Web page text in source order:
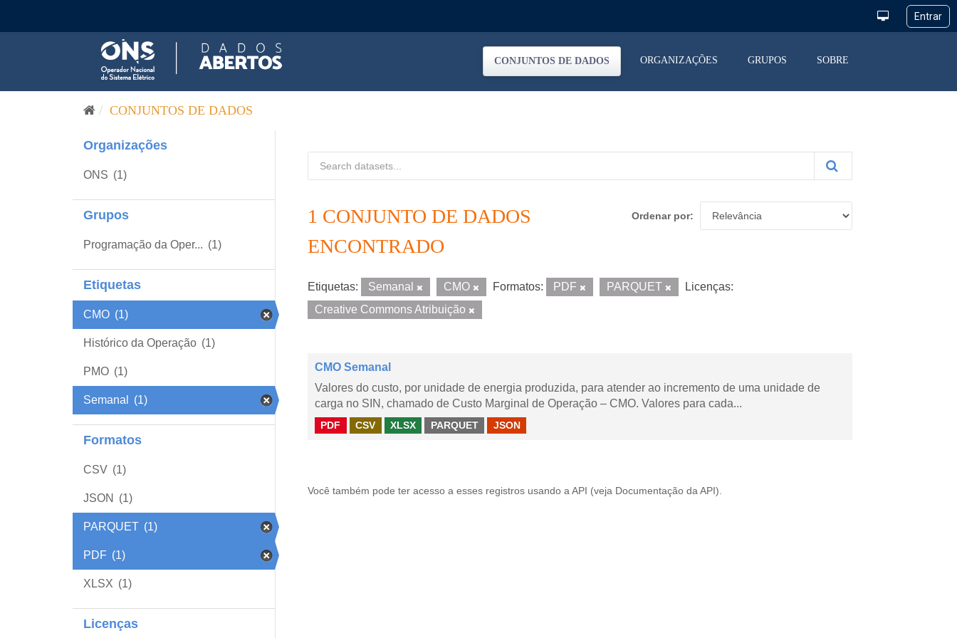
CONJUNTOS DE DADOS ORGANIZAÇÕES GRUPOS SOBRE
CONJUNTOS DE DADOS
Organizações
ONS (1)
Grupos
Programação da Oper... (1)
Etiquetas
CMO (1)
Histórico da Operação (1)
PMO (1)
Semanal (1)
Formatos
CSV (1)
JSON (1)
PARQUET (1)
PDF (1)
XLSX (1)
Licenças
Ordenar por
1 CONJUNTO DE DADOS
ENCONTRADO
Etiquetas: Semanal CMO Formatos: PDF PARQUET
Licenças:
Creative Commons Atribuição
CMO Semanal
Valores do custo, por unidade de energia produzida, para atender ao incremento de uma unidade de
carga no SIN, chamado de Custo Marginal de Operação – CMO. Valores para cada...
PDF CSV XLSX PARQUET JSON
Você também pode ter acesso a esses registros usando a API (veja Documentação da API ).